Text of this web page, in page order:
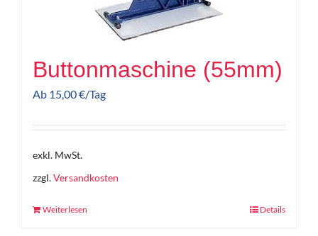
Buttonmaschine (55mm)
Ab 15,00€/Tag
exkl. MwSt.
zzgl.Versandkosten
Weiterlesen Details